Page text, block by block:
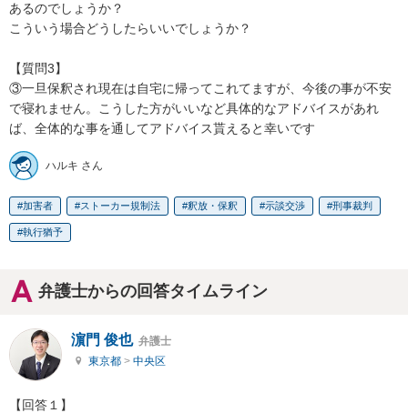
あるのでしょうか？
こういう場合どうしたらいいでしょうか？
【質問3】
③一旦保釈され現在は自宅に帰ってこれてますが、今後の事が不安
で寝れません。こうした方がいいなど具体的なアドバイスがあれ
ば、全体的な事を通してアドバイス貰えると幸いです
ハルキ さん
加害者 ストーカー規制法 釈放・保釈 示談交渉 刑事裁判
執行猶予
弁護士からの回答タイムライン
濵門 俊也 弁護士
東京都 > 中央区
【回答１】